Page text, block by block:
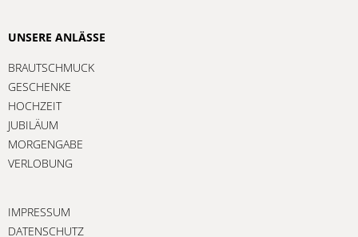
UNSERE ANLÄSSE
BRAUTSCHMUCK
GESCHENKE
HOCHZEIT
JUBILÄUM
MORGENGABE
VERLOBUNG
IMPRESSUM
DATENSCHUTZ